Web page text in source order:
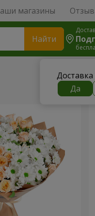
магазины
Найти
Доставка
Да